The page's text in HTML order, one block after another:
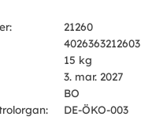
21260
4026363212603
15 kg
3. mar. 2027
BO
DE-ÖKO-003